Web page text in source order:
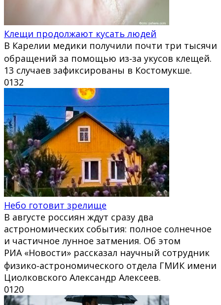
Клещи продолжают кусать людей
В Карелии медики получили почти три тысячи
обращений за помощью из‑за укусов клещей.
13 случаев зафиксированы в Костомукше.
0132
Небо готовит зрелище
В августе россиян ждут сразу два
астрономических события: полное солнечное
и частичное лунное затмения. Об этом
РИА «Новости» рассказал научный сотрудник
физико‑астрономического отдела ГМИК имени
Циолковского Александр Алексеев.
0120